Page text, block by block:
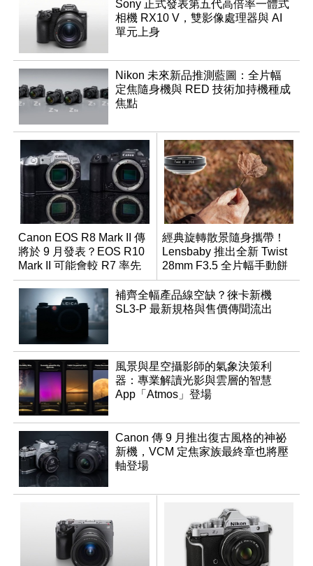
Sony 正式發表第五代高倍率一體式
相機 RX10 V，雙影像處理器與 AI
單元上身
Nikon 未來新品推測藍圖：全片幅
定焦隨身機與 RED 技術加持機種成
焦點
Canon EOS R8 Mark II 傳
將於 9 月發表？EOS R10
Mark II 可能會較 R7 率先
推出
經典旋轉散景隨身攜帶！
Lensbaby 推出全新 Twist
28mm F3.5 全片幅手動餅
乾鏡
補齊全幅產品線空缺？徠卡新機
SL3-P 最新規格與售價傳聞流出
風景與星空攝影師的氣象決策利
器：專業解讀光影與雲層的智慧
App「Atmos」登場
Canon 傳 9 月推出復古風格的神祕
新機，VCM 定焦家族最終章也將壓
軸登場